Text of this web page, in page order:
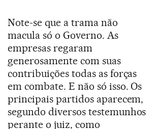
Note-se que a trama não
macula só o Governo. As
empresas regaram
generosamente com suas
contribuições todas as forças
em combate. E não só isso. Os
principais partidos aparecem,
segundo diversos testemunhos
perante o juiz, como